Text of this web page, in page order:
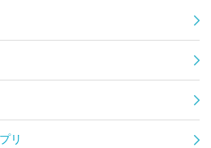
リ